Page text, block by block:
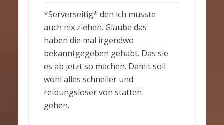
*Serverseitig* den ich musste
auch nix ziehen. Glaube das
haben die mal irgendwo
bekanntgegeben gehabt. Das sie
es ab jetzt so machen. Damit soll
wohl alles schneller und
reibungsloser von statten
gehen.